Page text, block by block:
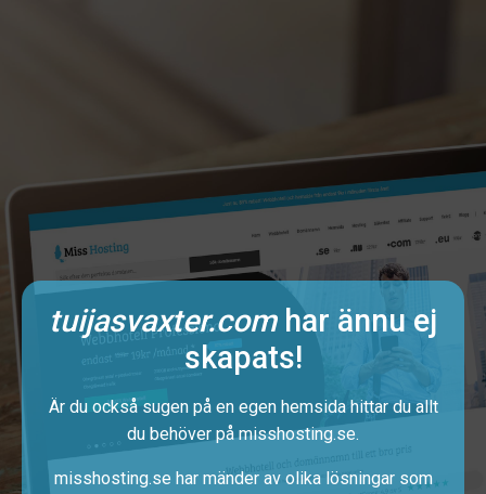
tuijasvaxter.comhar ännu ej
skapats!
Är du också sugen på en egen hemsida hittar du allt
du behöver påmisshosting.se.
misshosting.se har mänder av olika lösningar som